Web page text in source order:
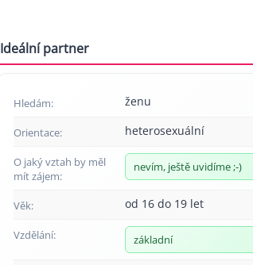
Ideální partner
Hledám: ženu
Orientace: heterosexuální
O jaký vztah by měl
mít zájem:
nevím, ještě uvidíme ;-)
Věk: od 16 do 19 let
Vzdělání: základní